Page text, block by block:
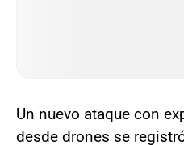
Un nuevo ataque con
desde drones se